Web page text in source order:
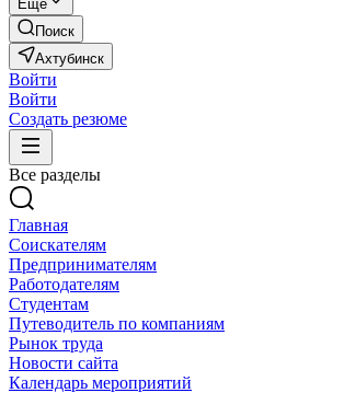
Ещё
Поиск
Ахтубинск
Войти
Войти
Создать резюме
Все разделы
Главная
Соискателям
Предпринимателям
Работодателям
Студентам
Путеводитель по компаниям
Рынок труда
Новости сайта
Календарь мероприятий